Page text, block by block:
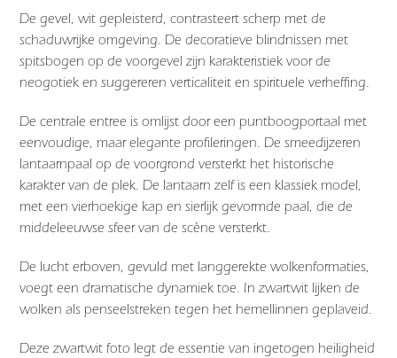
De gevel, wit gepleisterd, contrasteert scherp met de
schaduwrijke omgeving. De decoratieve blindnissen met
spitsbogen op de voorgevel zijn karakteristiek voor de
neogotiek en suggereren verticaliteit en spirituele verheffing.
De centrale entree is omlijst door een puntboogportaal met
eenvoudige, maar elegante profileringen. De smeedijzeren
lantaarnpaal op de voorgrond versterkt het historische
karakter van de plek. De lantaarn zelf is een klassiek model,
met een vierhoekige kap en sierlijk gevormde paal, die de
middeleeuwse sfeer van de scène versterkt.
De lucht erboven, gevuld met langgerekte wolkenformaties,
voegt een dramatische dynamiek toe. In zwartwit lijken de
wolken als penseelstreken tegen het hemellinnen geplaveid.
Deze zwartwit foto legt de essentie van ingetogen heiligheid